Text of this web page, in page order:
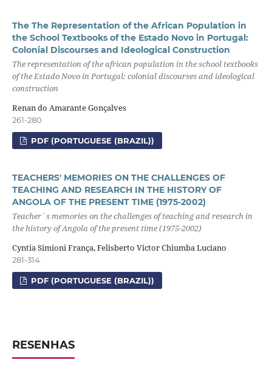
The The Representation of the African Population in
the School Textbooks of the Estado Novo in Portugal:
Colonial Discourses and Ideological Construction
The representation of the african population in the school textbooks
of the Estado Novo in Portugal: colonial discourses and ideological
construction
Renan do Amarante Gonçalves
261-280
PDF (PORTUGUESE (BRAZIL))
TEACHERS' MEMORIES ON THE CHALLENGES OF
TEACHING AND RESEARCH IN THE HISTORY OF
ANGOLA OF THE PRESENT TIME (1975-2002)
Teacher´s memories on the challenges of teaching and research in
the history of Angola of the present time (1975-2002)
Cyntia Simioni França, Felisberto Victor Chiumba Luciano
281-314
PDF (PORTUGUESE (BRAZIL))
RESENHAS